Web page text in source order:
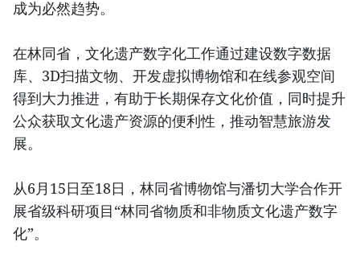
成为必然趋势。
在林同省，文化遗产数字化工作通过建设数字数据
库、3D扫描文物、开发虚拟博物馆和在线参观空间
得到大力推进，有助于长期保存文化价值，同时提升
公众获取文化遗产资源的便利性，推动智慧旅游发
展。
从6月15日至18日，林同省博物馆与潘切大学合作开
展省级科研项目“林同省物质和非物质文化遗产数字
化”。